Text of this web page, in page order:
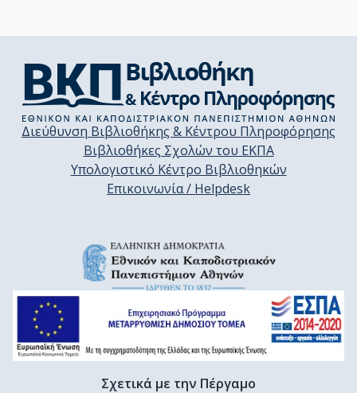
Διεύθυνση Βιβλιοθήκης & Κέντρου Πληροφόρησης
Βιβλιοθήκες Σχολών του ΕΚΠΑ
Υπολογιστικό Κέντρο Βιβλιοθηκών
Επικοινωνία / Helpdesk
Σχετικά με την Πέργαμο